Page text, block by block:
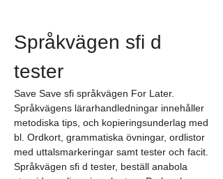
Språkvägen sfi d
tester
Save Save sfi språkvägen For Later.
Språkvägens lärarhandledningar innehåller
metodiska tips, och kopieringsunderlag med
bl. Ordkort, grammatiska övningar, ordlistor
med uttalsmarkeringar samt tester och facit.
Språkvägen sfi d tester, beställ anabola